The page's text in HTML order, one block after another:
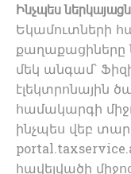
Ինչպես
Եկամուտների
քաղաքացիները
մեկ անգամ՝
էլեկտրոնային
համակարգի
ինչպես վեբ
հավելվածի